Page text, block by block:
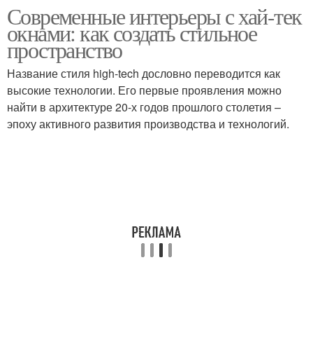
Современные интерьеры с хай-тек
окнами: как создать стильное
пространство
Название стиля high-tech дословно переводится как
высокие технологии. Его первые проявления можно
найти в архитектуре 20-х годов прошлого столетия –
эпоху активного развития производства и технологий.